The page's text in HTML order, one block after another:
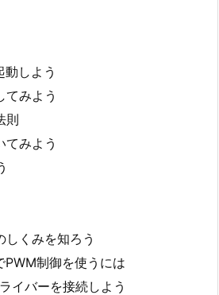
しよう
みよう
則
みよう
くみを知ろう
制御を使うには
イバーを接続しよう